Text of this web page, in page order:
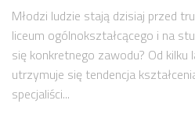
Młodzi ludzie stają dzisiaj przed
liceum ogólnokształcącego i na
się konkretnego zawodu? Od
utrzymuje się tendencja
specjaliści...